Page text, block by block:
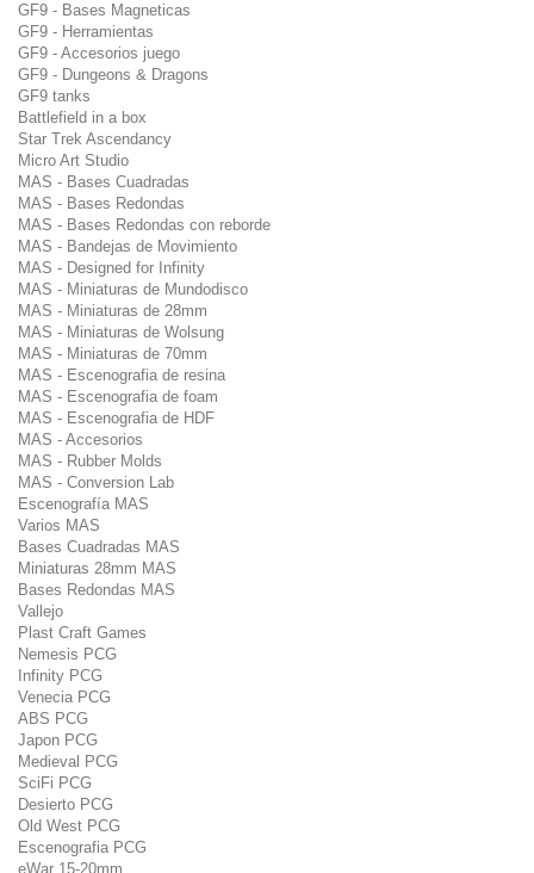
GF9 - Bases Magneticas
GF9 - Herramientas
GF9 - Accesorios juego
GF9 - Dungeons & Dragons
GF9 tanks
Battlefield in a box
Star Trek Ascendancy
Micro Art Studio
MAS - Bases Cuadradas
MAS - Bases Redondas
MAS - Bases Redondas con reborde
MAS - Bandejas de Movimiento
MAS - Designed for Infinity
MAS - Miniaturas de Mundodisco
MAS - Miniaturas de 28mm
MAS - Miniaturas de Wolsung
MAS - Miniaturas de 70mm
MAS - Escenografia de resina
MAS - Escenografia de foam
MAS - Escenografia de HDF
MAS - Accesorios
MAS - Rubber Molds
MAS - Conversion Lab
Escenografía MAS
Varios MAS
Bases Cuadradas MAS
Miniaturas 28mm MAS
Bases Redondas MAS
Vallejo
Plast Craft Games
Nemesis PCG
Infinity PCG
Venecia PCG
ABS PCG
Japon PCG
Medieval PCG
SciFi PCG
Desierto PCG
Old West PCG
Escenografia PCG
eWar 15-20mm